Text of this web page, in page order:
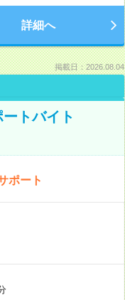
詳細へ
掲載日：2026.08.04
トバイト
ポート